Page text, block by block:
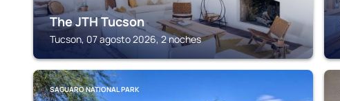
The JTH Tucson
Tucson, 07 agosto 2026, 2 noches
SAGUARO NATIONAL PARK